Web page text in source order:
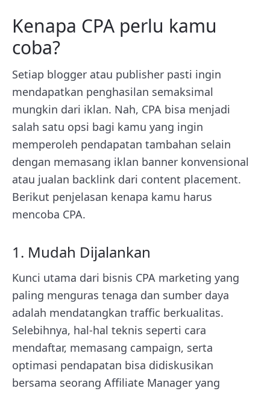
Kenapa CPA perlu kamu
coba?
Setiap blogger atau publisher pasti ingin
mendapatkan penghasilan semaksimal
mungkin dari iklan. Nah, CPA bisa menjadi
salah satu opsi bagi kamu yang ingin
memperoleh pendapatan tambahan selain
dengan memasang iklan banner konvensional
atau jualan backlink dari content placement.
Berikut penjelasan kenapa kamu harus
mencoba CPA.
1. Mudah Dijalankan
Kunci utama dari bisnis CPA marketing yang
paling menguras tenaga dan sumber daya
adalah mendatangkan traffic berkualitas.
Selebihnya, hal-hal teknis seperti cara
mendaftar, memasang campaign, serta
optimasi pendapatan bisa didiskusikan
bersama seorang Affiliate Manager yang